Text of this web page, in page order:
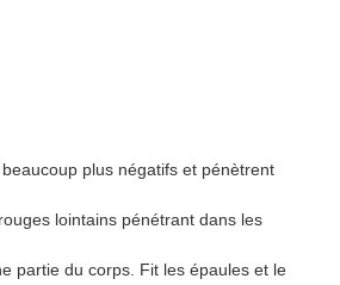
plus négatifs et pénètrent
lointains pénétrant dans les
partie du corps. Fit les épaules et le